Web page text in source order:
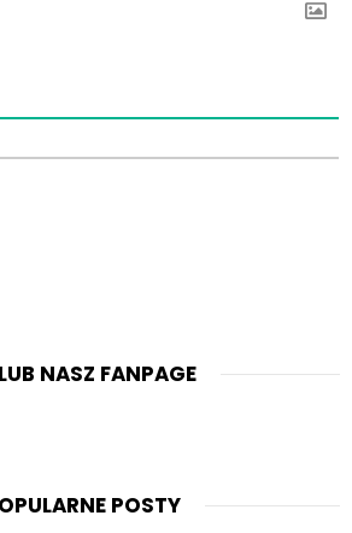
NASZ FANPAGE
POSTY